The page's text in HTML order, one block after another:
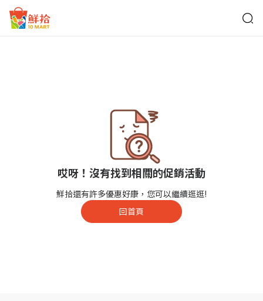
鮮拾
哎呀！沒有找到相關的促銷活動
鮮拾還有許多優惠好康，您可以繼續逛逛!
回首頁